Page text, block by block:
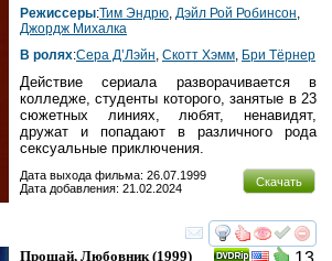
Режиссеры:Тим Эндрю, Дэйл Рой Робинсон,
Джордж Михалка
В ролях:Сера Д’Лэйн, Скотт Хэмм, Бри Тёрнер
Действие сериала разворачивается в
колледже, студенты которого, занятые в 23
сюжетных линиях, любят, ненавидят,
дружат и попадают в различного рода
сексуальные приключения.
Скачать
Дата выхода фильма: 26.07.1999
Дата добавления: 21.02.2024
смотреть
Прощай, Любовник(1999)